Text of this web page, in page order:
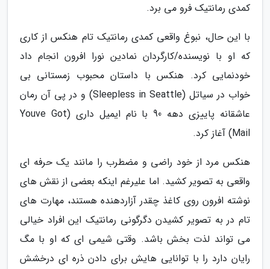
کمدی رمانتیک فرو می برد.
با این حال، نبوغ واقعی کمدی رمانتیک تام هنکس از کاری
که او با نویسنده/کارگردان نمادین نورا افرون انجام داد
خودنمایی کرد. هنکس با داستان محبوب زمستانی بی
خواب در سیاتل (Sleepless in Seattle) و در پی آن رمان
عاشقانه پاییزی دهه 90 با نام ایمیل داری (Youve Got
Mail) آغاز کرد.
هنکس مرد از خود راضی و مضطرب را مانند یک حرفه ای
واقعی به تصویر کشید. اما علیرغم اینکه بعضی از نقش های
نوشته افرون روی کاغذ چقدر آزاردهنده هستند، مهارت های
تام در به تصویر کشیدن دگرگونی رمانتیک این افراد خیالی
می تواند لذت بخش باشد. وقتی شیمی ای که او با مگ
رایان دارد را با توانایی هایش برای دادن ذره ای درخشش